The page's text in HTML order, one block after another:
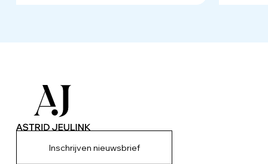
Inschrijven nieuwsbrief